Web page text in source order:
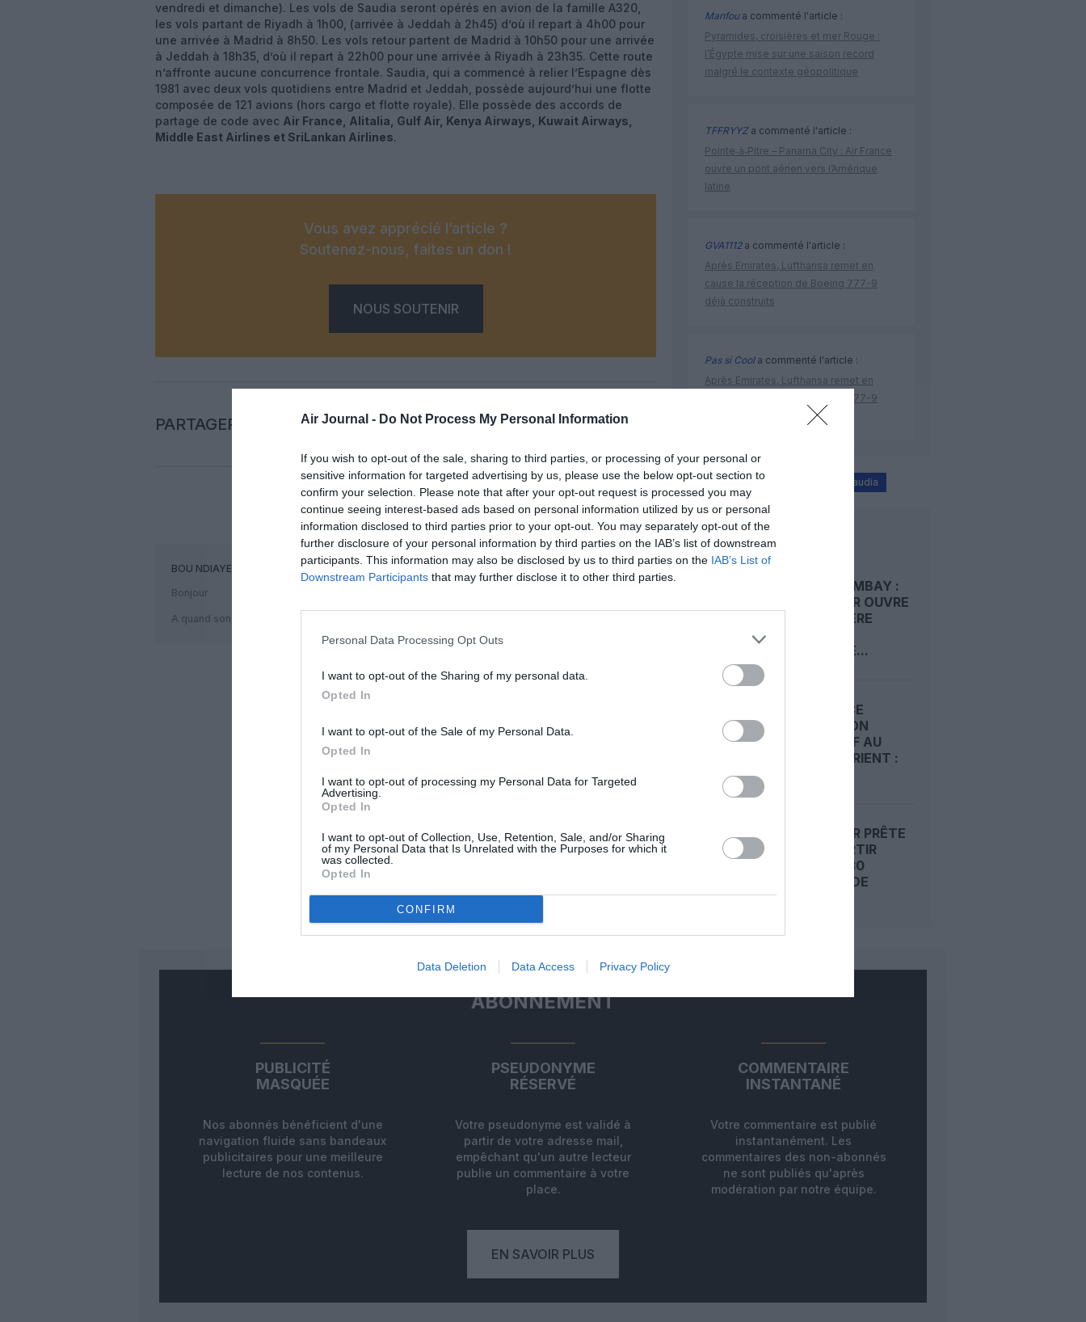
Air Journal - Do Not Process My Personal Information
If you wish to opt-out of the sale, sharing to third parties, or processing of your personal or
sensitive information for targeted advertising by us, please use the below opt-out section to
confirm your selection. Please note that after your opt-out request is processed you may
continue seeing interest-based ads based on personal information utilized by us or personal
information disclosed to third parties prior to your opt-out. You may separately opt-out of the
further disclosure of your personal information by third parties on the IAB’s list of downstream
participants. This information may also be disclosed by us to third parties on the IAB’s List of
Downstream Participants that may further disclose it to other third parties.
Personal Data Processing Opt Outs
I want to opt-out of the Sharing of my personal data.
Opted In
I want to opt-out of the Sale of my Personal Data.
Opted In
I want to opt-out of processing my Personal Data for Targeted
Advertising.
Opted In
I want to opt-out of Collection, Use, Retention, Sale, and/or Sharing
of my Personal Data that Is Unrelated with the Purposes for which it
was collected.
Opted In
CONFIRM
Data Deletion Data Access Privacy Policy
vendredi et dimanche). Les vols de Saudia seront opérés en avion de la famille A320,
les vols partant de Riyadh à 1h00, (arrivée à Jeddah à 2h45) d’où il repart à 4h00 pour
une arrivée à Madrid à 8h50. Les vols retour partent de Madrid à 10h50 pour une arrivée
à Jeddah à 18h35, d’où il repart à 22h00 pour une arrivée à Riyadh à 23h35. Cette route
n’affronte aucune concurrence frontale. Saudia, qui a commencé à relier l’Espagne dès
1981 avec deux vols quotidiens entre Madrid et Jeddah, possède aujourd’hui une flotte
composée de 121 avions (hors cargo et flotte royale). Elle possède des accords de
partage de code avec Air France, Alitalia, Gulf Air, Kenya Airways, Kuwait Airways,
Middle East Airlines et SriLankan Airlines.
Vous avez apprécié l’article ?
Soutenez-nous, faites un don !
NOUS SOUTENIR
PARTAGER L'ARTICLE
FacebookTwitterPinterestLinkedInEmail Print
COMMENTAIRE(S)
BOU NDIAYE
6 juillet 2013 - 14 h 10 min
Bonjour
A quand son retour à DAKAR
LAISSER UN COMMENTAIRE
Manfoua commenté l'article :
Pyramides, croisières et mer Rouge :
l’Égypte mise sur une saison record
malgré le contexte géopolitique
TFFRYYZa commenté l'article :
Pointe‑à‑Pitre – Panama City : Air France
ouvre un pont aérien vers l’Amérique
latine
GVA1112a commenté l'article :
Après Emirates, Lufthansa remet en
cause la réception de Boeing 777-9
déjà construits
Pas si Coola commenté l'article :
Après Emirates, Lufthansa remet en
cause la réception de Boeing 777-9
Djeddah Madrid saudia
LIRE AUSSI
RIYAD–BOMBAY :
RIYADH AIR OUVRE
SA PREMIÈRE
RÉGULIÈRE...
AIR FRANCE
DURCIT SON
DISPOSITIF AU
MOYEN-ORIENT :
RIYADH AIR PRÊTE
À CONVERTIR
JUSQU’À 30
OPTIONS DE
ABONNEMENT
PUBLICITÉ
MASQUÉE
Nos abonnés bénéficient d'une
navigation fluide sans bandeaux
publicitaires pour une meilleure
lecture de nos contenus.
PSEUDONYME
RÉSERVÉ
Votre pseudonyme est validé à
partir de votre adresse mail,
empêchant qu'un autre lecteur
publie un commentaire à votre
place.
COMMENTAIRE
INSTANTANÉ
Votre commentaire est publié
instantanément. Les
commentaires des non-abonnés
ne sont publiés qu'après
modération par notre équipe.
EN SAVOIR PLUS